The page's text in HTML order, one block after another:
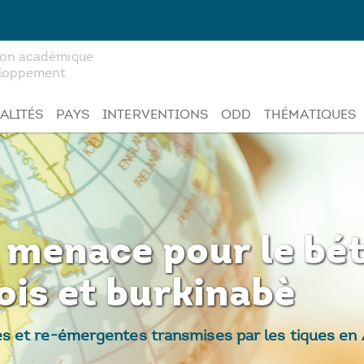
académique
PAYS INTERVENTIONS ODD THÉMATIQUES
pour le
et burkinabè
et re-émergentes transmises par les tiques en